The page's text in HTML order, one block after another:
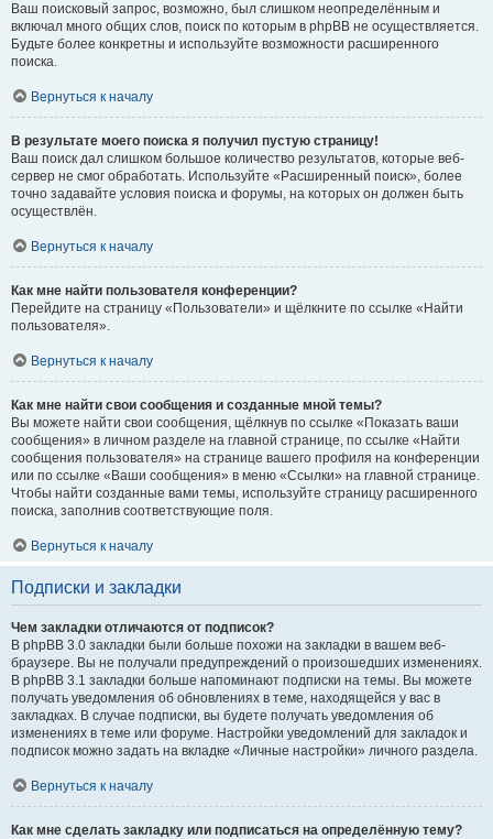
Ваш поисковый запрос, возможно, был слишком неопределённым и
включал много общих слов, поиск по которым в phpBB не осуществляется.
Будьте более конкретны и используйте возможности расширенного
поиска.
Вернуться к началу
В результате моего поиска я получил пустую страницу!
Ваш поиск дал слишком большое количество результатов, которые веб-
сервер не смог обработать. Используйте «Расширенный поиск», более
точно задавайте условия поиска и форумы, на которых он должен быть
осуществлён.
Вернуться к началу
Как мне найти пользователя конференции?
Перейдите на страницу «Пользователи» и щёлкните по ссылке «Найти
пользователя».
Вернуться к началу
Как мне найти свои сообщения и созданные мной темы?
Вы можете найти свои сообщения, щёлкнув по ссылке «Показать ваши
сообщения» в личном разделе на главной странице, по ссылке «Найти
сообщения пользователя» на странице вашего профиля на конференции
или по ссылке «Ваши сообщения» в меню «Ссылки» на главной странице.
Чтобы найти созданные вами темы, используйте страницу расширенного
поиска, заполнив соответствующие поля.
Вернуться к началу
Подписки и закладки
Чем закладки отличаются от подписок?
В phpBB 3.0 закладки были больше похожи на закладки в вашем веб-
браузере. Вы не получали предупреждений о произошедших изменениях.
В phpBB 3.1 закладки больше напоминают подписки на темы. Вы можете
получать уведомления об обновлениях в теме, находящейся у вас в
закладках. В случае подписки, вы будете получать уведомления об
изменениях в теме или форуме. Настройки уведомлений для закладок и
подписок можно задать на вкладке «Личные настройки» личного раздела.
Вернуться к началу
Как мне сделать закладку или подписаться на определённую тему?